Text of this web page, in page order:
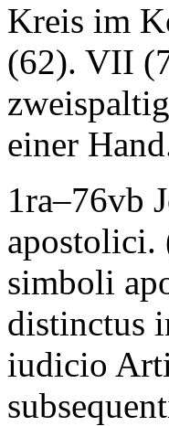
Kreis im
(62). VII
einer
1ra–76vb
apostolici.
simboli
distinctus
iudicio